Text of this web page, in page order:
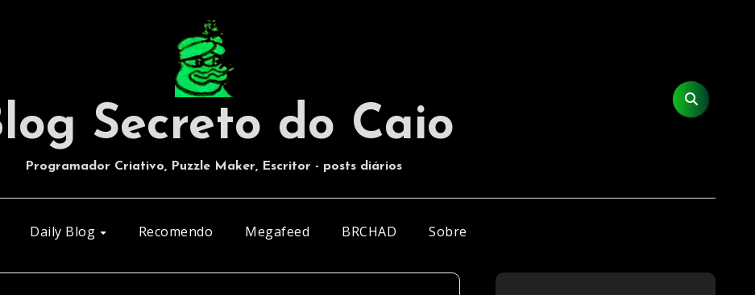
Secreto do Caio
Programador Criativo, Puzzle Maker, Escritor - posts diários
Daily Blog Recomendo Megafeed BRCHAD Sobre